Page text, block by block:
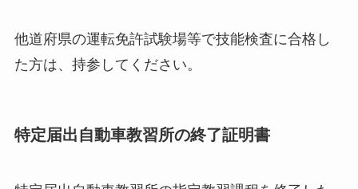
他道府県の運転免許試験場等で技能検査に合格し
た方は、持参してください。
特定届出自動車教習所の終了証明書